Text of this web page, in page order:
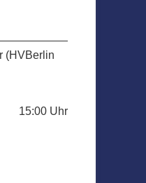
(HVBerlin
15:00 Uhr